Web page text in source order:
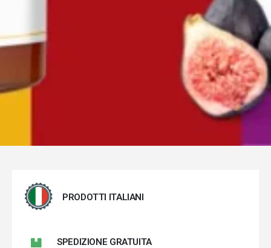
PRODOTTI ITALIANI
SPEDIZIONE GRATUITA